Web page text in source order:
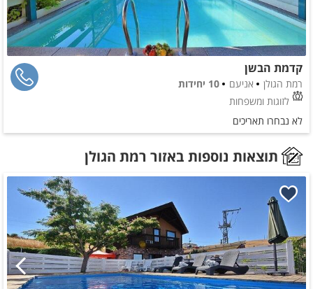
קדמת הבשן
רמת הגולן אניעם
10 יחידות
לזוגות ומשפחות
לא נבחרו תאריכים
תוצאות נוספות באזור רמת הגולן